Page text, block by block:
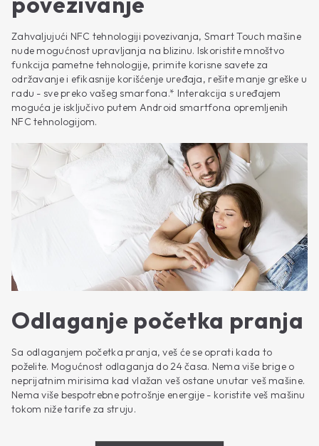
Zahvaljujući NFC tehnologiji povezivanja, Smart Touch mašine
nude mogućnost upravljanja na blizinu. Iskoristite mnoštvo
funkcija pametne tehnologije, primite korisne savete za
održavanje i efikasnije korišćenje uređaja, rešite manje greške u
radu - sve preko vašeg smarfona.* Interakcija s uređajem
moguća je isključivo putem Android smartfona opremljenih
NFC tehnologijom.
Odlaganje početka pranja
Sa odlaganjem početka pranja, veš će se oprati kada to
poželite. Mogućnost odlaganja do 24 časa. Nema više brige o
neprijatnim mirisima kad vlažan veš ostane unutar veš mašine.
Nema više bespotrebne potrošnje energije - koristite veš mašinu
tokom niže tarife za struju.